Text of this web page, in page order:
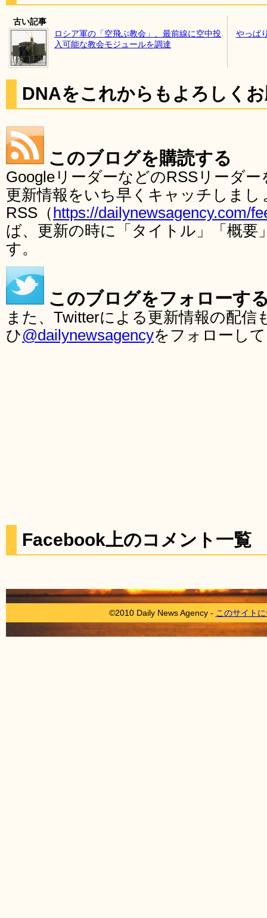
古い記事
ロシア軍の「空飛ぶ教会」、最前線に空中投
入可能な教会モジュールを調達
やっぱ
DNAをこれからもよろしく
このブログを購読する
GoogleリーダーなどのRSSリーダ
更新情報をいち早くキャッチしま
RSS（ https://dailynewsagency.com/
ば、更新の時に「タイトル」「概要
す。
このブログをフォローす
また、Twitterによる更新情報の配
ひ@dailynewsagencyをフォローし
Facebook上のコメント一覧
©2010 Daily News Agency - このサイト